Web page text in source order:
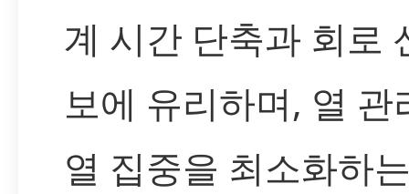
계 시간 단축과 회로
보에 유리하며, 열
열 집중을 최소화하